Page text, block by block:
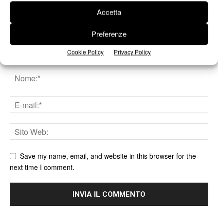
Accetta
Preferenze
Cookie Policy Privacy Policy
Save my name, email, and website in this browser for the
next time I comment.